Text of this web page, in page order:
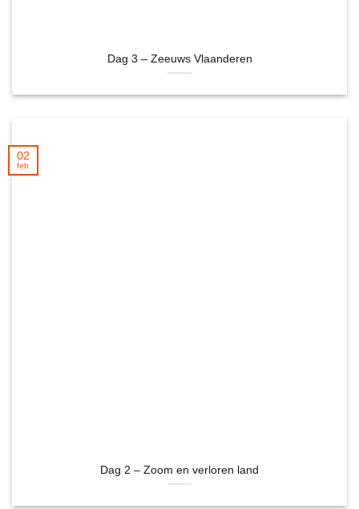
Dag 3 – Zeeuws Vlaanderen
Dag 2 – Zoom en verloren land
02
feb